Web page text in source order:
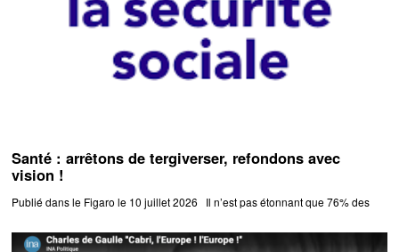
Santé : arrêtons de tergiverser, refondons avec
vision !
Publié dans le Figaro le 10 juillet 2026 Il n’est pas étonnant que 76% des